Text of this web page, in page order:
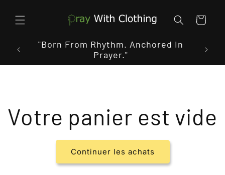
au
Panier
"Born From Rhythm. Anchored In
Prayer."
Votre panier est vide
Continuer les achats